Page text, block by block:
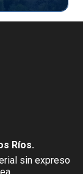
Ríos.
sin expreso